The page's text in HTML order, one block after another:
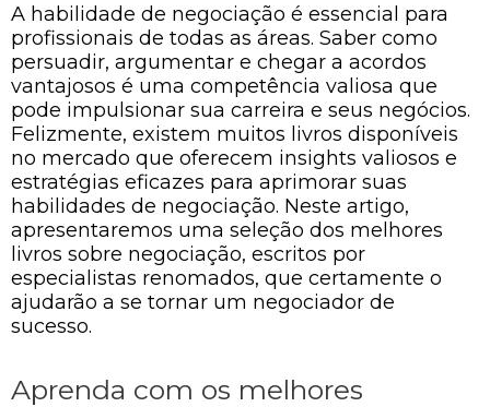
A habilidade de negociação é essencial para
profissionais de todas as áreas. Saber como
persuadir, argumentar e chegar a acordos
vantajosos é uma competência valiosa que
pode impulsionar sua carreira e seus negócios.
Felizmente, existem muitos livros disponíveis
no mercado que oferecem insights valiosos e
estratégias eficazes para aprimorar suas
habilidades de negociação. Neste artigo,
apresentaremos uma seleção dos melhores
livros sobre negociação, escritos por
especialistas renomados, que certamente o
ajudarão a se tornar um negociador de
sucesso.
Aprenda com os melhores